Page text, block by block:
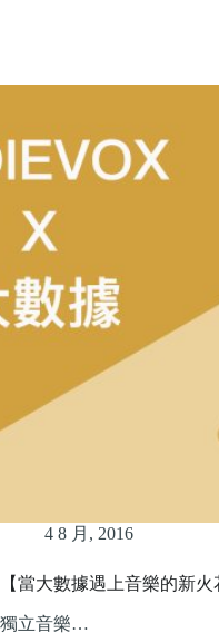
4 8 月, 2016
【當大數據遇上音樂的新
獨立音樂…